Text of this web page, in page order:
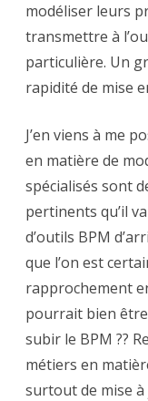
modéliser leurs
transmettre à
particulière. Un
rapidité de mise
J’en viens à me
en matière de
spécialisés sont
pertinents qu’il
d’outils BPM
que l’on est
rapprochement
pourrait bien être
subir le BPM ??
métiers en
surtout de mise